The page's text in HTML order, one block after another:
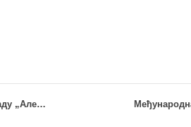
Отворен конкурс за награду „Александар Дероко“